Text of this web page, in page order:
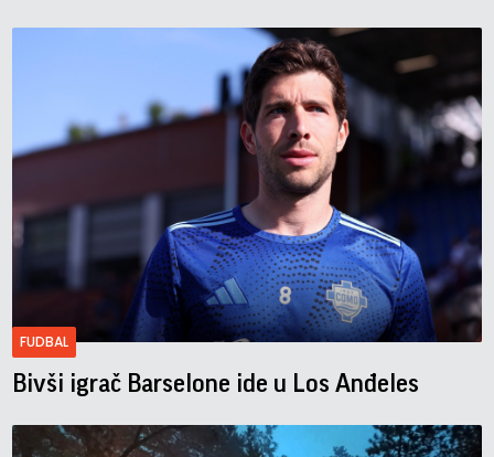
FUDBAL
Bivši igrač Barselone ide u Los Anđeles